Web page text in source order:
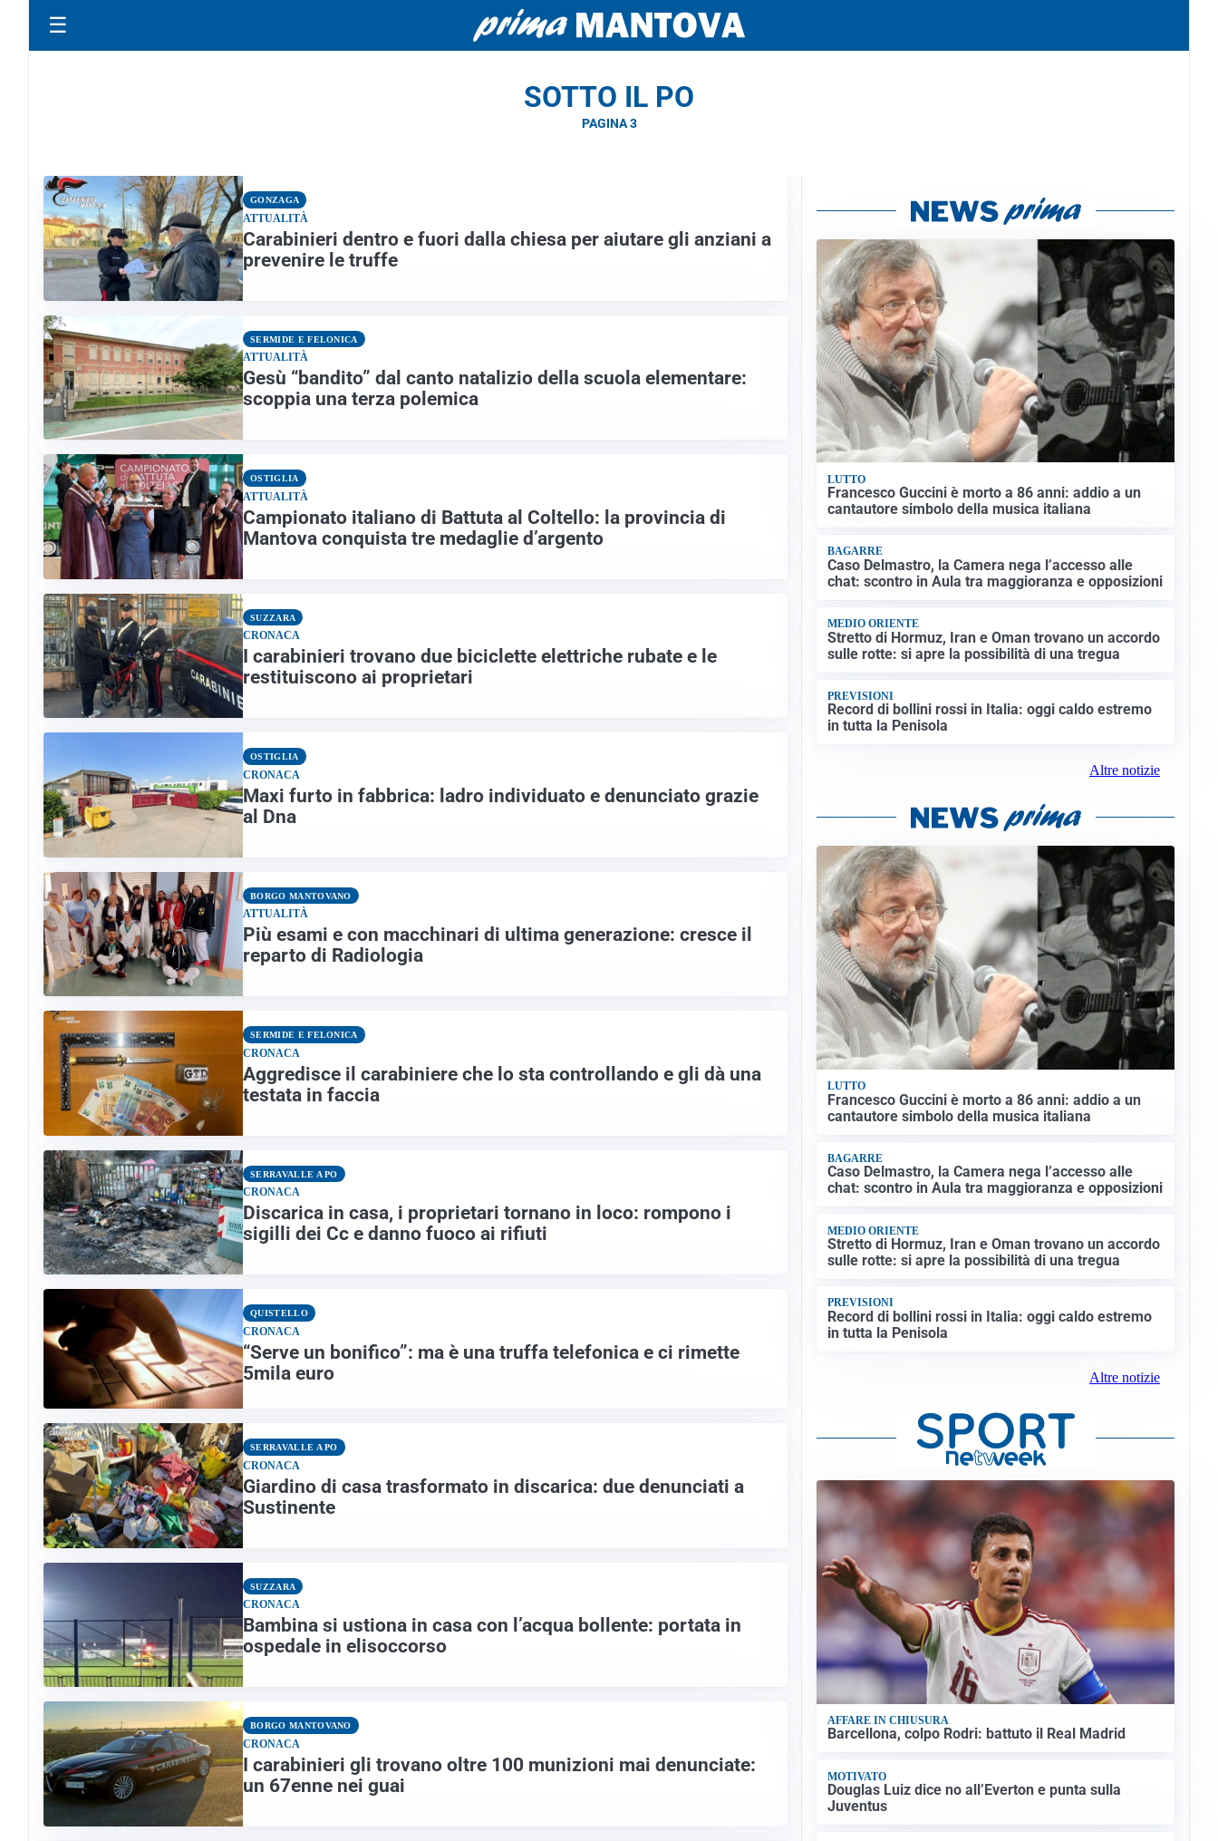
☰
SOTTO IL PO
PAGINA 3
GONZAGA
ATTUALITÀ
Carabinieri dentro e fuori dalla chiesa per aiutare gli anziani a
prevenire le truffe
SERMIDE E FELONICA
ATTUALITÀ
Gesù “bandito” dal canto natalizio della scuola elementare:
scoppia una terza polemica
OSTIGLIA
ATTUALITÀ
Campionato italiano di Battuta al Coltello: la provincia di
Mantova conquista tre medaglie d’argento
SUZZARA
CRONACA
I carabinieri trovano due biciclette elettriche rubate e le
restituiscono ai proprietari
OSTIGLIA
CRONACA
Maxi furto in fabbrica: ladro individuato e denunciato grazie
al Dna
BORGO MANTOVANO
ATTUALITÀ
Più esami e con macchinari di ultima generazione: cresce il
reparto di Radiologia
SERMIDE E FELONICA
CRONACA
Aggredisce il carabiniere che lo sta controllando e gli dà una
testata in faccia
SERRAVALLE A PO
CRONACA
Discarica in casa, i proprietari tornano in loco: rompono i
sigilli dei Cc e danno fuoco ai rifiuti
QUISTELLO
CRONACA
“Serve un bonifico”: ma è una truffa telefonica e ci rimette
5mila euro
SERRAVALLE A PO
CRONACA
Giardino di casa trasformato in discarica: due denunciati a
Sustinente
SUZZARA
CRONACA
Bambina si ustiona in casa con l’acqua bollente: portata in
ospedale in elisoccorso
BORGO MANTOVANO
CRONACA
I carabinieri gli trovano oltre 100 munizioni mai denunciate:
un 67enne nei guai
LUTTO
Francesco Guccini è morto a 86 anni: addio a un
cantautore simbolo della musica italiana
BAGARRE
Caso Delmastro, la Camera nega l’accesso alle
chat: scontro in Aula tra maggioranza e opposizioni
MEDIO ORIENTE
Stretto di Hormuz, Iran e Oman trovano un accordo
sulle rotte: si apre la possibilità di una tregua
PREVISIONI
Record di bollini rossi in Italia: oggi caldo estremo
in tutta la Penisola
Altre notizie
LUTTO
Francesco Guccini è morto a 86 anni: addio a un
cantautore simbolo della musica italiana
BAGARRE
Caso Delmastro, la Camera nega l’accesso alle
chat: scontro in Aula tra maggioranza e opposizioni
MEDIO ORIENTE
Stretto di Hormuz, Iran e Oman trovano un accordo
sulle rotte: si apre la possibilità di una tregua
PREVISIONI
Record di bollini rossi in Italia: oggi caldo estremo
in tutta la Penisola
Altre notizie
AFFARE IN CHIUSURA
Barcellona, colpo Rodri: battuto il Real Madrid
MOTIVATO
Douglas Luiz dice no all’Everton e punta sulla
Juventus